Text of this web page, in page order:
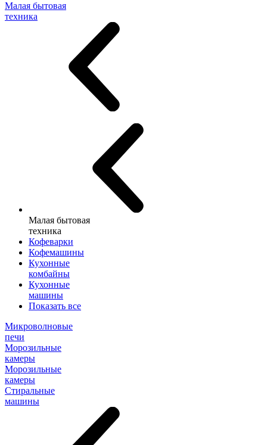
Малая бытовая
техника
Малая бытовая
техника
Кофеварки
Кофемашины
Кухонные
комбайны
Кухонные
машины
Показать все
Микроволновые
печи
Морозильные
камеры
Морозильные
камеры
Стиральные
машины